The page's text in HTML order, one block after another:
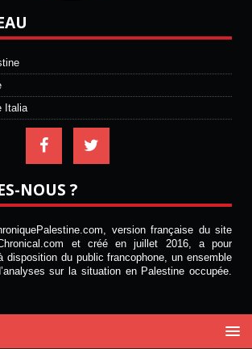
Italia
NOUS ?
version française du site
et créé en juillet 2016, a pour
disposition du public francophone, un ensemble
sur la situation en Palestine occupée.